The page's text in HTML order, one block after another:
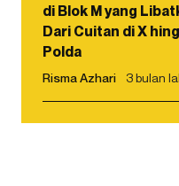
di Blok M yang
Dari Cuitan di X
Polda
Risma Azhari 3 bulan